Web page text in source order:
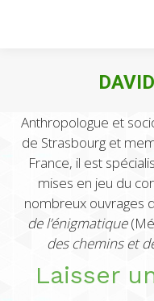
Anthropologue et
de Strasbourg et
France, il est
mises en jeu du
nombreux ouvrages
de l’énigmatique
des chemins et
Laisser